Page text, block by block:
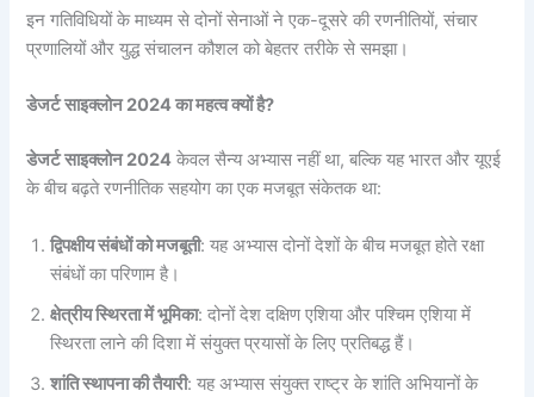
इन गतिविधियों के माध्यम से दोनों सेनाओं ने एक-दूसरे की रणनीतियों, संचार
प्रणालियों और युद्ध संचालन कौशल को बेहतर तरीके से समझा।
डेजर्ट साइक्लोन 2024 का महत्व क्यों है?
डेजर्ट साइक्लोन 2024 केवल सैन्य अभ्यास नहीं था, बल्कि यह भारत और यूएई
के बीच बढ़ते रणनीतिक सहयोग का एक मजबूत संकेतक था:
द्विपक्षीय संबंधों को मजबूती: यह अभ्यास दोनों देशों के बीच मजबूत होते रक्षा
संबंधों का परिणाम है।
क्षेत्रीय स्थिरता में भूमिका: दोनों देश दक्षिण एशिया और पश्चिम एशिया में
स्थिरता लाने की दिशा में संयुक्त प्रयासों के लिए प्रतिबद्ध हैं।
शांति स्थापना की तैयारी: यह अभ्यास संयुक्त राष्ट्र के शांति अभियानों के